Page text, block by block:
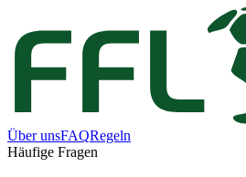
Über unsFAQRegeln
Häufige Fragen